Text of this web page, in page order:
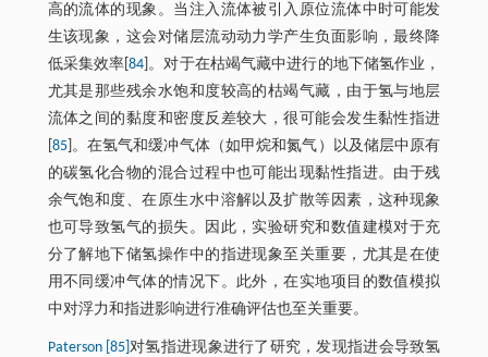
高的流体的现象。当注入流体被引入原位流体中时可能发
生该现象，这会对储层流动动力学产生负面影响，最终降
低采集效率[84 ]。对于在枯竭气藏中进行的地下储氢作业，
尤其是那些残余水饱和度较高的枯竭气藏，由于氢与地层
流体之间的黏度和密度反差较大，很可能会发生黏性指进
85]。在氢气和缓冲气体（如甲烷和氮气）以及储层中原有
的碳氢化合物的混合过程中也可能出现黏性指进。由于残
余气饱和度、在原生水中溶解以及扩散等因素，这种现象
也可导致氢气的损失。因此，实验研究和数值建模对于充
分了解地下储氢操作中的指进现象至关重要，尤其是在使
用不同缓冲气体的情况下。此外，在实地项目的数值模拟
中对浮力和指进影响进行准确评估也至关重要。
Paterson [85] 对氢指进现象进行了研究，发现指进会导致氢